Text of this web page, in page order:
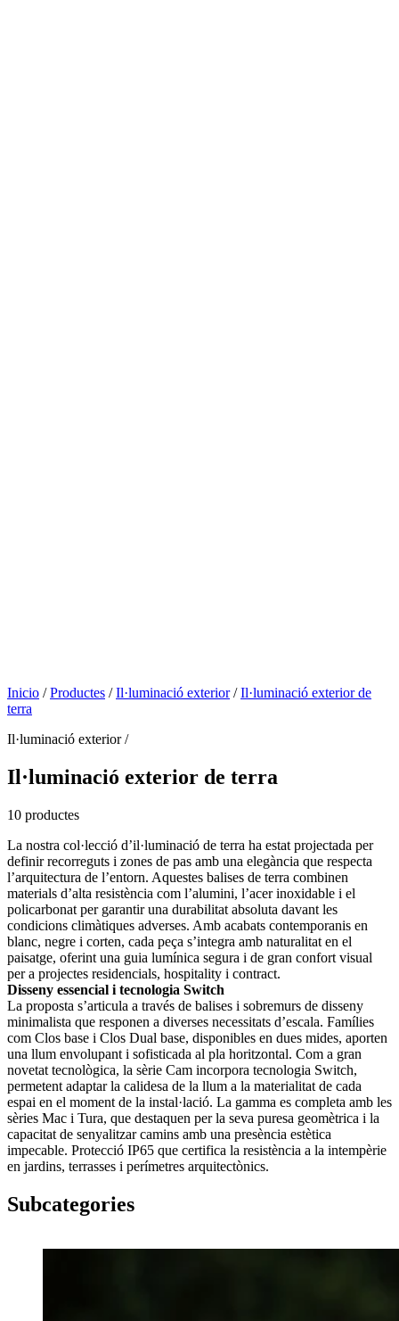
Inicio / Productes / Il·luminació exterior / Il·luminació exterior de
terra
Il·luminació exterior /
Il·luminació exterior de terra
10 productes
La nostra col·lecció d’il·luminació de terra ha estat projectada per
definir recorreguts i zones de pas amb una elegància que respecta
l’arquitectura de l’entorn. Aquestes balises de terra combinen
materials d’alta resistència com l’alumini, l’acer inoxidable i el
policarbonat per garantir una durabilitat absoluta davant les
condicions climàtiques adverses. Amb acabats contemporanis en
blanc, negre i corten, cada peça s’integra amb naturalitat en el
paisatge, oferint una guia lumínica segura i de gran confort visual
per a projectes residencials, hospitality i contract.
Disseny essencial i tecnologia Switch
La proposta s’articula a través de balises i sobremurs de disseny
minimalista que responen a diverses necessitats d’escala. Famílies
com Clos base i Clos Dual base, disponibles en dues mides, aporten
una llum envolupant i sofisticada al pla horitzontal. Com a gran
novetat tecnològica, la sèrie Cam incorpora tecnologia Switch,
permetent adaptar la calidesa de la llum a la materialitat de cada
espai en el moment de la instal·lació. La gamma es completa amb les
sèries Mac i Tura, que destaquen per la seva puresa geomètrica i la
capacitat de senyalitzar camins amb una presència estètica
impecable. Protecció IP65 que certifica la resistència a la intempèrie
en jardins, terrasses i perímetres arquitectònics.
Subcategories